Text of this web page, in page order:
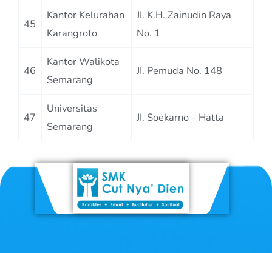
45
Kantor Kelurahan
Karangroto
JI. K.H. Zainudin Raya
No. 1
46
Kantor Walikota
Semarang
JI. Pemuda No. 148
47
Universitas
Semarang
JI. Soekarno – Hatta